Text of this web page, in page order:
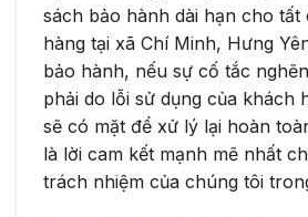
sách bảo hành dài hạn cho tất
hàng tại xã Chí Minh, Hưng
bảo hành, nếu sự cố tắc
phải do lỗi sử dụng của khách
sẽ có mặt để xử lý lại hoàn
là lời cam kết mạnh mẽ nhất
trách nhiệm của chúng tôi